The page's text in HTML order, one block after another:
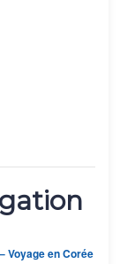
Voyage en Corée